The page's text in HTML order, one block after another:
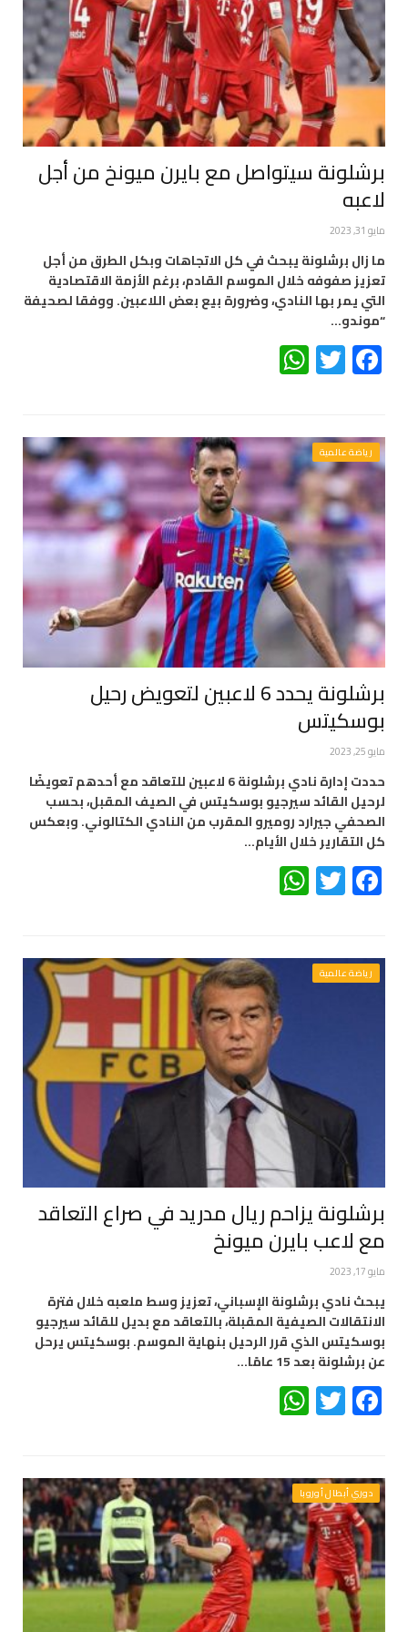
برشلونة سيتواصل مع بايرن ميونخ من أجل
لاعبه
مايو 31, 2023
ما زال برشلونة يبحث في كل الاتجاهات وبكل الطرق من أجل
تعزيز صفوفه خلال الموسم القادم، برغم الأزمة الاقتصادية
التي يمر بها النادي، وضرورة بيع بعض اللاعبين. ووفقا لصحيفة
“موندو…
Facebook
Twitter
رياضة عالمية
برشلونة يحدد 6 لاعبين لتعويض رحيل
بوسكيتس
مايو 25, 2023
حددت إدارة نادي برشلونة 6 لاعبين للتعاقد مع أحدهم تعويضًا
لرحيل القائد سيرجيو بوسكيتس في الصيف المقبل، بحسب
الصحفي جيرارد روميرو المقرب من النادي الكتالوني. وبعكس
كل التقارير خلال الأيام…
Facebook
Twitter
رياضة عالمية
برشلونة يزاحم ريال مدريد في صراع التعاقد
مع لاعب بايرن ميونخ
مايو 17, 2023
يبحث نادي برشلونة الإسباني، تعزيز وسط ملعبه خلال فترة
الانتقالات الصيفية المقبلة، بالتعاقد مع بديل للقائد سيرجيو
بوسكيتس الذي قرر الرحيل بنهاية الموسم. بوسكيتس يرحل
عن برشلونة بعد 15 عامًا…
Facebook
Twitter
دوري أبطال أوروبا